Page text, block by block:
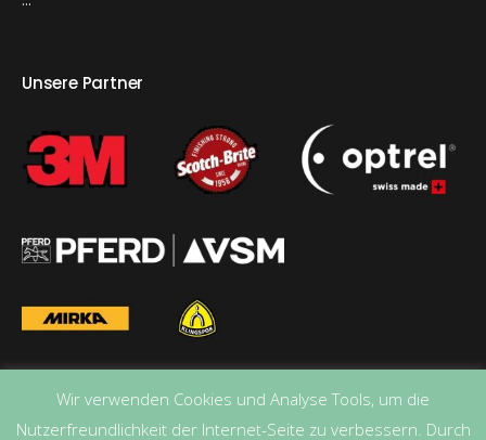
Unsere Partner
Wir verwenden Cookies und Analyse Tools, um die
Nutzerfreundlichkeit der Internet-Seite zu verbessern. Durch